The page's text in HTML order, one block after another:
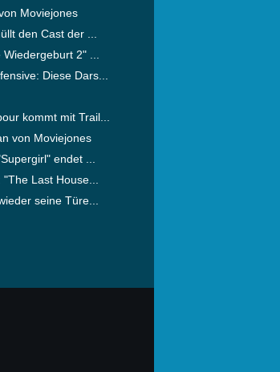
Moviejones
den Cast der ...
2" ...
Diese Dars...
kommt mit Trail...
von Moviejones
endet ...
Last House...
seine Türe...